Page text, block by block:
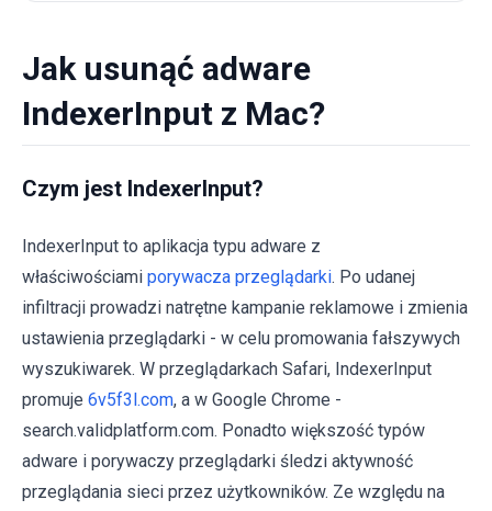
Jak usunąć adware
IndexerInput z Mac?
Czym jest IndexerInput?
IndexerInput to aplikacja typu adware z
właściwościami porywacza przeglądarki. Po udanej
infiltracji prowadzi natrętne kampanie reklamowe i zmienia
ustawienia przeglądarki - w celu promowania fałszywych
wyszukiwarek. W przeglądarkach Safari, IndexerInput
promuje 6v5f3l.com, a w Google Chrome -
search.validplatform.com. Ponadto większość typów
adware i porywaczy przeglądarki śledzi aktywność
przeglądania sieci przez użytkowników. Ze względu na